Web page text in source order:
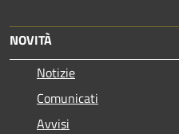
NOVITÀ
Notizie
Comunicati
Avvisi